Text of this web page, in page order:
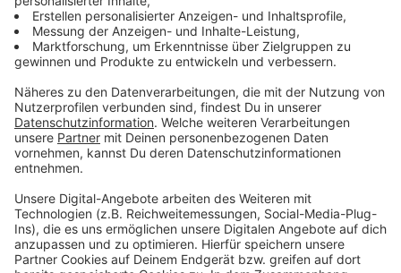
Anzeige
Mehr Meldungen aus Leverkusen
Anzeige
Leverkusen will Schwimmcontainer für Kinder
austesten
Stammtisch für demente Bayer Leverkusen Fans
An Leverkusener Ampel mit Schreckschusspistole